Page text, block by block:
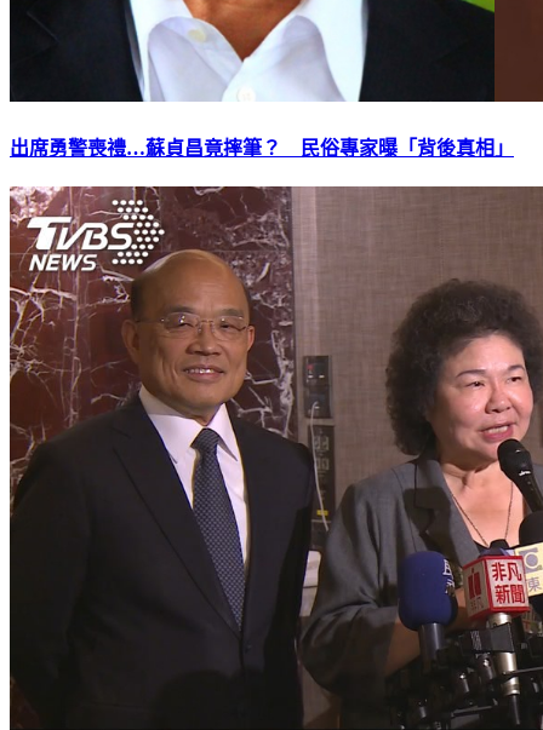
出席勇警喪禮…蘇貞昌竟摔筆？ 民俗專家曝「背後真相」